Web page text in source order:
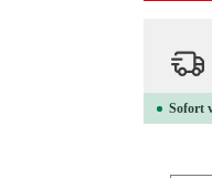
Sofort